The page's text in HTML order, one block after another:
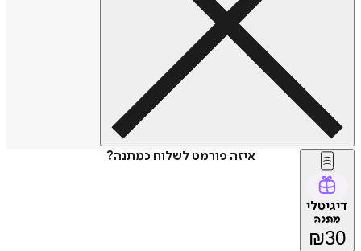
איזה פורמט לשלוח כמתנה?
דיגיטלי
מתנה
₪30